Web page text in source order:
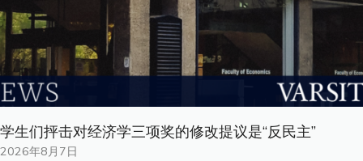
学生们抨击对经济学三项奖的修改提议是“反民主”
2026年8月7日